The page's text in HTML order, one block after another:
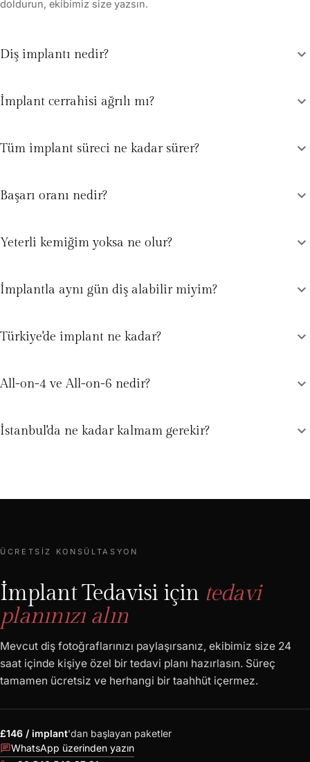
doldurun, ekibimiz size yazsın.
Diş implantı nedir? expand_more
İmplant cerrahisi ağrılı mı? expand_more
Tüm implant süreci ne kadar sürer? expand_more
Başarı oranı nedir? expand_more
Yeterli kemiğim yoksa ne olur? expand_more
İmplantla aynı gün diş alabilir miyim? expand_more
Türkiye'de implant ne kadar? expand_more
All-on-4 ve All-on-6 nedir? expand_more
İstanbul'da ne kadar kalmam gerekir? expand_more
ÜCRETSIZ KONSÜLTASYON
İmplant Tedavisi için tedavi
planınızı alın
Mevcut diş fotoğraflarınızı paylaşırsanız, ekibimiz size 24
saat içinde kişiye özel bir tedavi planı hazırlasın. Süreç
tamamen ücretsiz ve herhangi bir taahhüt içermez.
£146 / implant'dan başlayan paketler
chatWhatsApp üzerinden yazın